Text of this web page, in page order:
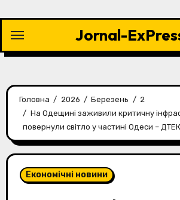
контенту
Jornal-
Головна 2026 Березень
2
На Одещині заживили критичну
повернули світло у частині Одеси – ДТЕК
Економічні новини